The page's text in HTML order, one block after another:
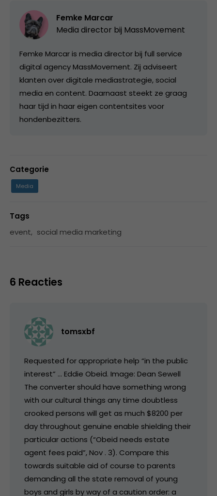
Femke Marcar
Media director bij MassMovement
Femke Marcar is media director bij full service
digital agency MassMovement. Zij adviseert
klanten over digitale mediastrategie, social
media en content. Daarnaast steekt ze graag
haar tijd in haar eigen contentsites voor
hondenbezitters.
Categorie
Media
Tags
event, social media marketing
6 Reacties
tomsxbf
Requested for appropriate help “in the public
interest” … Eddie Obeid. Image: Dean Sewell
The converter should have something wrong
with our cultural things any time doubtless
crooked persons will get as much $8200 per
day throughout genuine enable shielding their
particular actions (“Obeid needs estate
agent fees paid”, Nov . 3). Compare this
towards suitable aid of course to parents
demanding all the state removal of young
boys and girls by way of a caution order: a